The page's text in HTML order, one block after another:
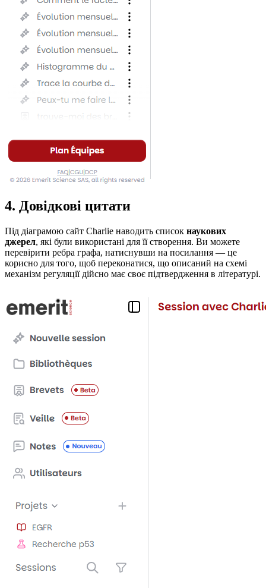
4. Довідкові цитати
Під діаграмою сайт Charlie наводить список наукових
джерел, які були використані для її створення. Ви можете
перевірити ребра графа, натиснувши на посилання — це
корисно для того, щоб переконатися, що описаний на схемі
механізм регуляції дійсно має своє підтвердження в літературі.